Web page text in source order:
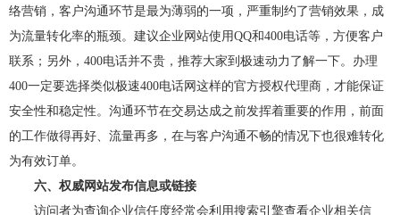
络营销，客户沟通环节是最为薄弱的一项，严重制约了营销效果，成
为流量转化率的瓶颈。建议企业网站使用QQ和400电话等，方便客户
联系；另外，400电话并不贵，推荐大家到极速动力了解一下。办理
400一定要选择类似极速400电话网这样的官方授权代理商，才能保证
安全性和稳定性。沟通环节在交易达成之前发挥着重要的作用，前面
的工作做得再好、流量再多，在与客户沟通不畅的情况下也很难转化
为有效订单。
六、权威网站发布信息或链接
访问者为查询企业信任度经常会利用搜索引擎查看企业相关信